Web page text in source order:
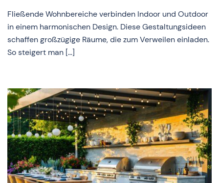
Fließende Wohnbereiche verbinden Indoor und Outdoor
in einem harmonischen Design. Diese Gestaltungsideen
schaffen großzügige Räume, die zum Verweilen einladen.
So steigert man […]